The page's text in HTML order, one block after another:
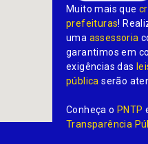
Muito mais que
prefeituras!
uma assessoria
garantimos em
exigências das
pública serão
Conheça oPNTP
Transparência